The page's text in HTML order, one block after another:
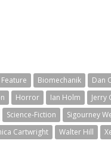
Biomechanik Dan
Horror Ian Holm Jerry
Science-Fiction Sigourney
Cartwright Walter Hill